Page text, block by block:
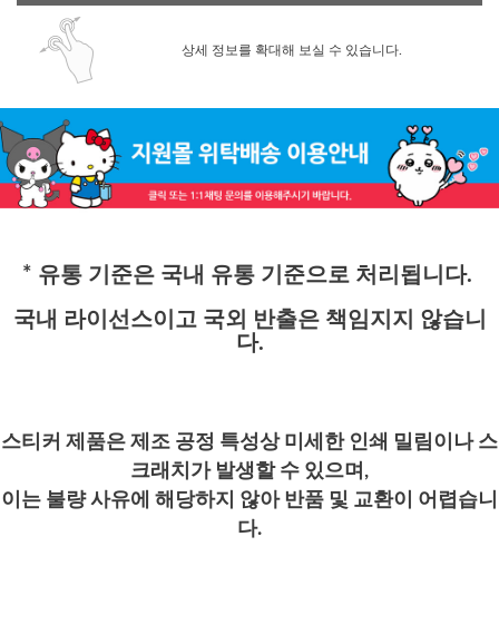
상세 정보를 확대해 보실 수 있습니다.
* 유통 기준은 국내 유통 기준으로 처리됩니다.
국내 라이선스이고 국외 반출은 책임지지 않습니
다.
스티커 제품은 제조 공정 특성상 미세한 인쇄 밀림이나 스
크래치가 발생할 수 있으며,
이는 불량 사유에 해당하지 않아 반품 및 교환이 어렵습니
다.